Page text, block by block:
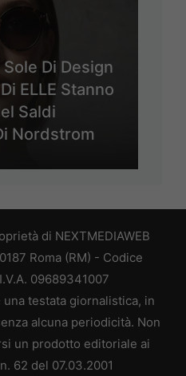
Di Design
ELLE Stanno
Saldi
Nordstrom
di NEXTMEDIAWEB
Roma (RM) - Codice
09689341007
testata giornalistica, in
alcuna periodicità. Non
un prodotto editoriale ai
62 del 07.03.2001